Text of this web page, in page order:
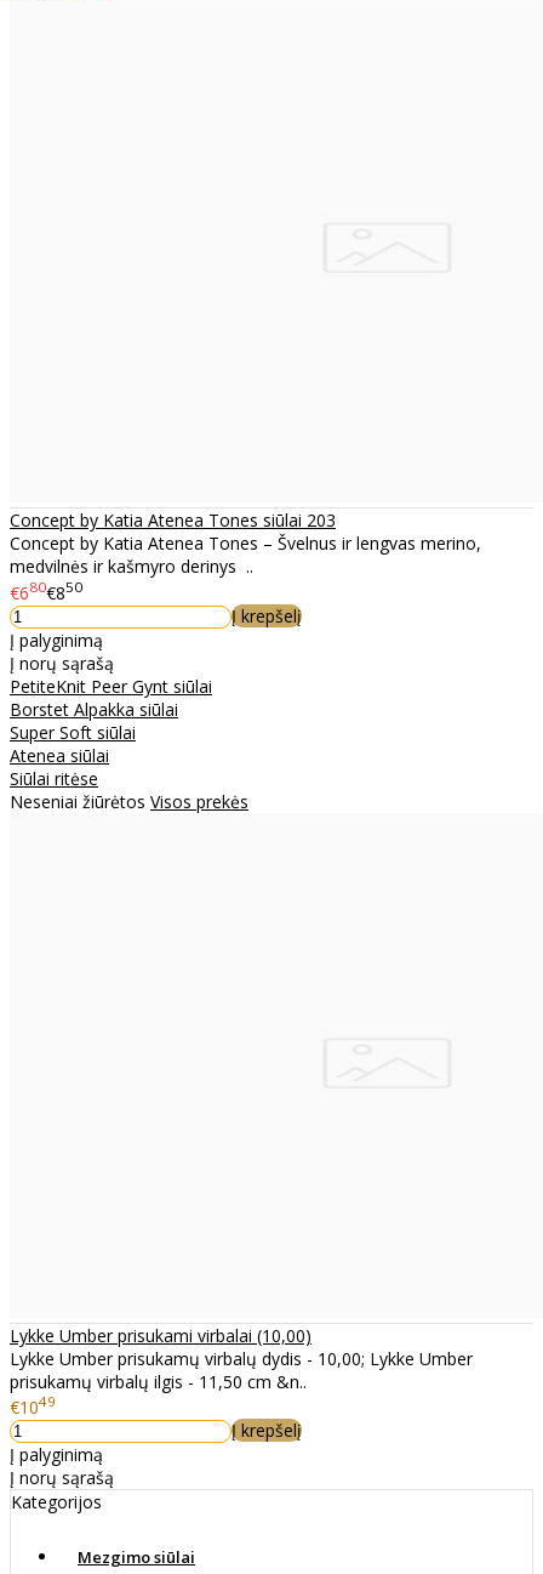
Concept by Katia Atenea Tones siūlai 203
Concept by Katia Atenea Tones – Švelnus ir lengvas merino,
medvilnės ir kašmyro derinys ..
€680€850
Į krepšelį
Į palyginimą
Į norų sąrašą
PetiteKnit Peer Gynt siūlai
Borstet Alpakka siūlai
Super Soft siūlai
Atenea siūlai
Siūlai ritėse
Neseniai žiūrėtos Visos prekės
Lykke Umber prisukami virbalai (10,00)
Lykke Umber prisukamų virbalų dydis - 10,00; Lykke Umber
prisukamų virbalų ilgis - 11,50 cm &n..
€1049
Į krepšelį
Į palyginimą
Į norų sąrašą
Kategorijos
Mezgimo siūlai